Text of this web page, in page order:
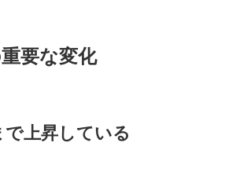
要な変化
上昇している